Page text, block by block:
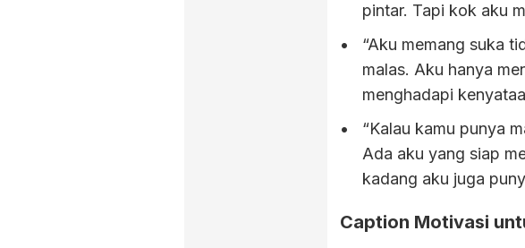
pintar. Tapi kok aku
“Aku memang suka
malas. Aku hanya
menghadapi
“Kalau kamu punya
Ada aku yang siap
kadang aku juga
Caption Motivasi